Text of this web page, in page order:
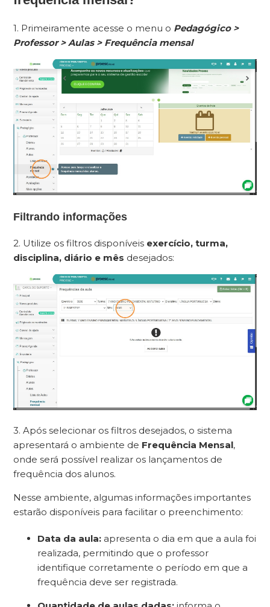
1. Primeiramente acesse o menu o Pedagógico >
Professor > Aulas > Frequência mensal
Filtrando informações
2. Utilize os filtros disponíveis exercício, turma,
disciplina, diário e mês desejados:
3. Após selecionar os filtros desejados, o sistema
apresentará o ambiente de Frequência Mensal,
onde será possível realizar os lançamentos de
frequência dos alunos.
Nesse ambiente, algumas informações importantes
estarão disponíveis para facilitar o preenchimento:
Data da aula: apresenta o dia em que a aula foi
realizada, permitindo que o professor
identifique corretamente o período em que a
frequência deve ser registrada.